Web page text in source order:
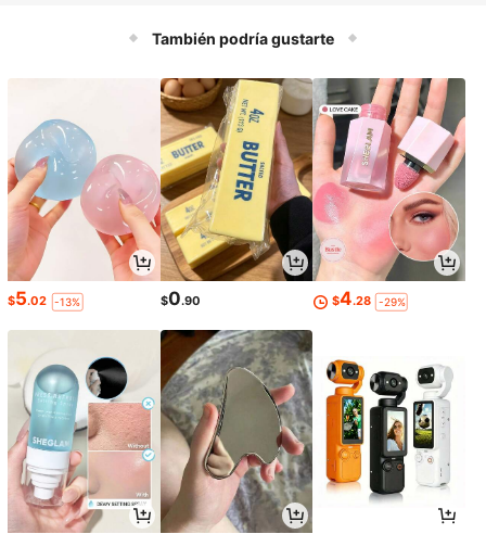
ebollas, patatas, zanahorias y frutaTambién podría gustarte
$5.02 -13% $0.90 $4.28 -29%